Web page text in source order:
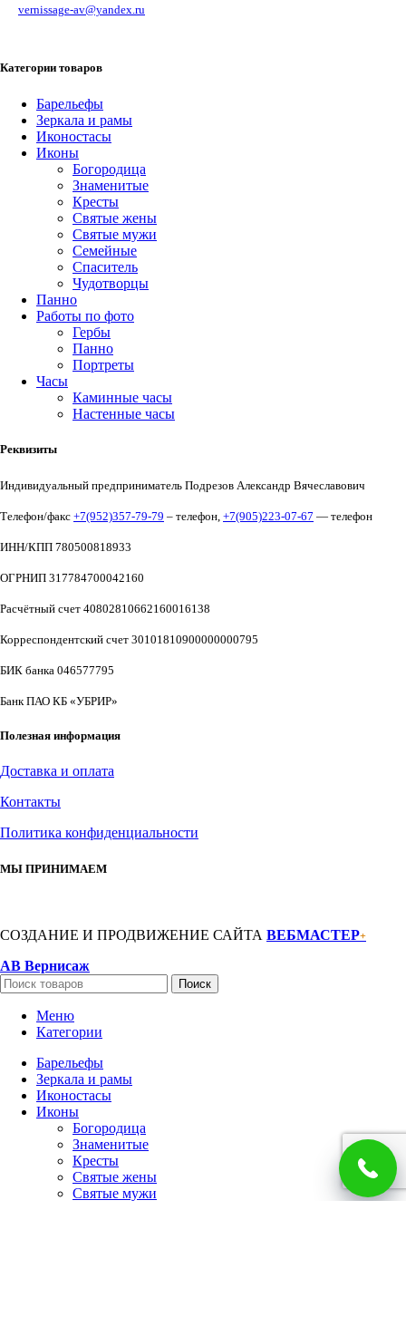
vernissage-av@yandex.ru
Категории товаров
Барельефы
Зеркала и рамы
Иконостасы
Иконы
Богородица
Знаменитые
Кресты
Святые жены
Святые мужи
Семейные
Спаситель
Чудотворцы
Панно
Работы по фото
Гербы
Панно
Портреты
Часы
Каминные часы
Настенные часы
Реквизиты
Индивидуальный предприниматель Подрезов Александр Вячеславович
Телефон/факс +7(952)357-79-79 – телефон, +7(905)223-07-67 — телефон
ИНН/КПП 780500818933
ОГРНИП 317784700042160
Расчётный счет 40802810662160016138
Корреспондентский счет 30101810900000000795
БИК банка 046577795
Банк ПАО КБ «УБРИР»
Полезная информация
Доставка и оплата
Контакты
Политика конфиденциальности
МЫ ПРИНИМАЕМ
СОЗДАНИЕ И ПРОДВИЖЕНИЕ САЙТА ВЕБМАСТЕР+
АВ Вернисаж
Поиск
Меню
Категории
Барельефы
Зеркала и рамы
Иконостасы
Иконы
Богородица
Знаменитые
Кресты
Святые жены
Святые мужи